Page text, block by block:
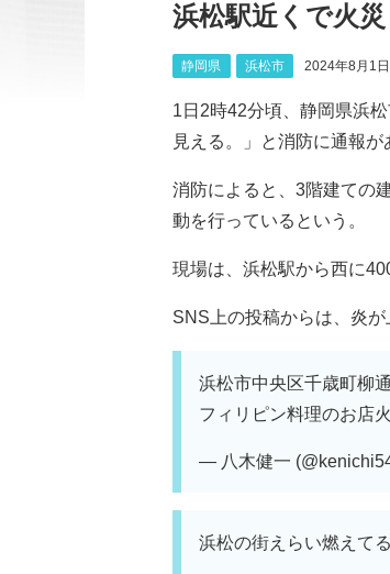
浜松駅近くで火
静岡県 浜松市 2024年8月1
1日2時42分頃、静岡県浜
見える。」と消防に通報が
消防によると、3階建ての
動を行っているという。
現場は、浜松駅から西に
SNS上の投稿からは、炎
浜松市中央区千歳町柳
フィリピン料理のお店
— 八木健一
浜松の街えらい燃えてる